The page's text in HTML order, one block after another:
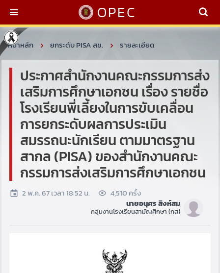
OPEC
หน้าหลัก ยกระดับ PISA สช. รายละเอียด
ประกาศสำนักงานคณะกรรมการส่ง
เสริมการศึกษาเอกชน เรื่อง รายชื่อ
โรงเรียนพี่เลี้ยงในการขับเคลื่อน
การยกระดับผลการประเมิน
สมรรถนะนักเรียน ตามมาตรฐาน
สากล (PISA) ของสำนักงานคณะ
กรรมการส่งเสริมการศึกษาเอกชน
2 พ.ค. 67 เวลา 18:52 น.
4,510 ครั้ง
นายอนุศร สิงห์สม
กลุ่มงานโรงเรียนสามัญศึกษา (กส)